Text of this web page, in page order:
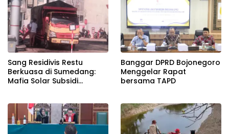
Sang Residivis Restu
Berkuasa di Sumedang:
Mafia Solar Subsidi
Bungkam
Banggar DPRD Bojonegoro
Menggelar Rapat
bersama TAPD